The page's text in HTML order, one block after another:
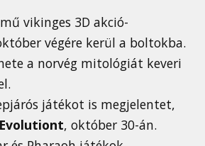
vikinges 3D akció-
végére kerül a boltokba.
a norvég mitológiát keveri
játékot is megjelentet,
, október 30-án.